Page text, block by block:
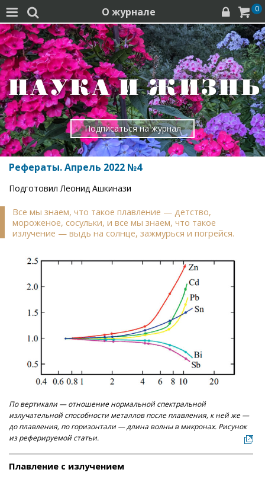
  О журнале   0
Подписаться на журнал
Рефераты. Апрель 2022 №4
Подготовил Леонид Ашкинази
Все мы знаем, что такое плавление — детство,
мороженое, сосульки, и все мы знаем, что такое
излучение — выдь на солнце, зажмурься и погрейся.
По вертикали — отношение нормальной спектральной
излучательной способности металлов после плавления, к ней же —
до плавления, по горизонтали — длина волны в микронах. Рисунок
из реферируемой статьи.
Плавление с излучением